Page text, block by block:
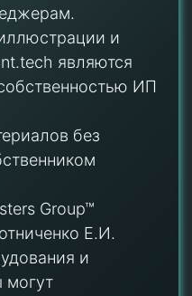
и
являются
ИП
без
Group™
Е.И.
и
могут